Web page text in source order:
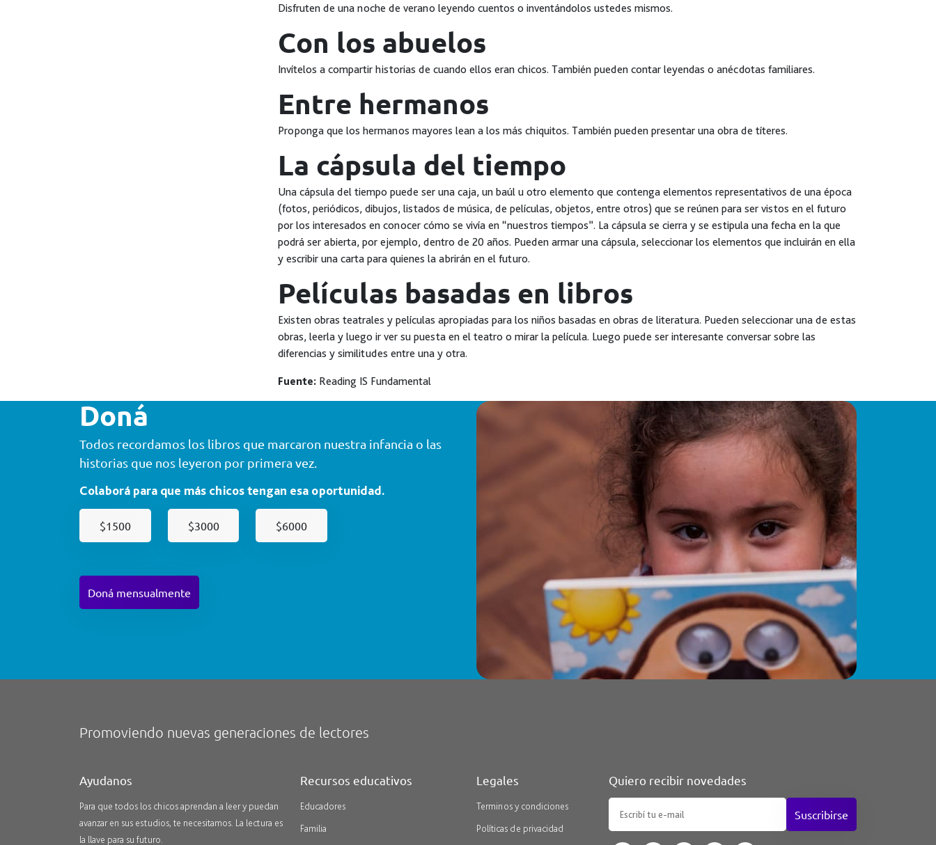
Disfruten de una noche de verano leyendo cuentos o inventándolos ustedes mismos.
Con los abuelos
Invítelos a compartir historias de cuando ellos eran chicos. También pueden contar leyendas o anécdotas familiares.
Entre hermanos
Proponga que los hermanos mayores lean a los más chiquitos. También pueden presentar una obra de títeres.
La cápsula del tiempo
Una cápsula del tiempo puede ser una caja, un baúl u otro elemento que contenga elementos representativos de una época
(fotos, periódicos, dibujos, listados de música, de películas, objetos, entre otros) que se reúnen para ser vistos en el futuro
por los interesados en conocer cómo se vivía en “nuestros tiempos”. La cápsula se cierra y se estipula una fecha en la que
podrá ser abierta, por ejemplo, dentro de 20 años. Pueden armar una cápsula, seleccionar los elementos que incluirán en ella
y escribir una carta para quienes la abrirán en el futuro.
Películas basadas en libros
Existen obras teatrales y películas apropiadas para los niños basadas en obras de literatura. Pueden seleccionar una de estas
obras, leerla y luego ir ver su puesta en el teatro o mirar la película. Luego puede ser interesante conversar sobre las
diferencias y similitudes entre una y otra.
Fuente: Reading IS Fundamental
Doná
Todos recordamos los libros que marcaron nuestra infancia o las
historias que nos leyeron por primera vez.
Colaborá para que más chicos tengan esa oportunidad.
$1500 $3000 $6000
Doná mensualmente
Promoviendo nuevas generaciones de lectores
Ayudanos
Para que todos los chicos aprendan a leer y puedan
avanzar en sus estudios, te necesitamos. La lectura es
la llave para su futuro.
Recursos educativos
Educadores
Familia
Legales
Terminos y condiciones
Políticas de privacidad
Quiero recibir novedades
Suscribirse